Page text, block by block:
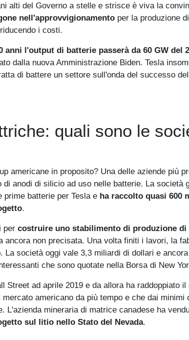
alti del Governo a stelle e strisce è viva la
nell'approvvigionamento per la produzione
i costi.
anni l'output di batterie passerà da 60 GW del
dalla nuova Amministrazione Biden. Tesla
di battere un settore sull'onda del successo
quali sono le
americane in proposito? Una delle aziende più
di anodi di silicio ad uso nelle batterie. La società
batterie per Tesla e ha raccolto quasi 600
.
per costruire uno stabilimento di produzione di
ancora non precisata. Una volta finiti i lavori, la
La società oggi vale 3,3 miliardi di dollari e
che sono quotate nella Borsa di New
Street ad aprile 2019 e da allora ha raddoppiato
mercato americano da più tempo e che dai minimi
L'azienda mineraria di matrice canadese ha
sul litio nello Stato del Nevada.